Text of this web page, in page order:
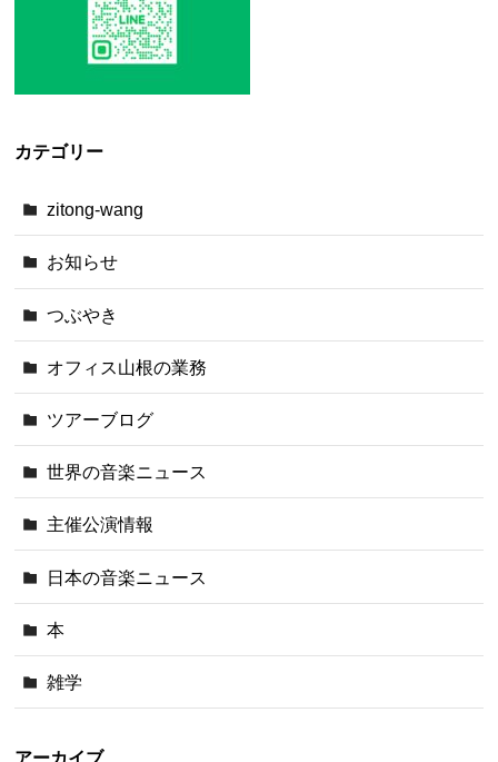
カテゴリー
zitong-wang
お知らせ
つぶやき
オフィス山根の業務
ツアーブログ
世界の音楽ニュース
主催公演情報
日本の音楽ニュース
本
雑学
アーカイブ